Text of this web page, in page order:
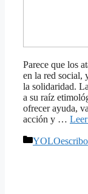
Parece que los
en la red social,
la solidaridad.
a su raíz
ofrecer ayuda,
acción y …
Categorías
YOLOescribo